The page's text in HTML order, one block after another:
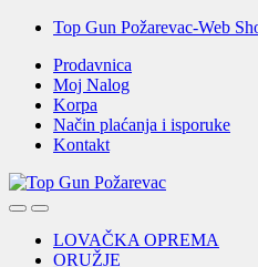
Skip
navigation
Skip
content
Top Gun Požarevac-Web
Prodavnica
Moj Nalog
Korpa
Način plaćanja i isporuke
Kontakt
OpenClose
LOVAČKA OPREMA
ORUŽJE